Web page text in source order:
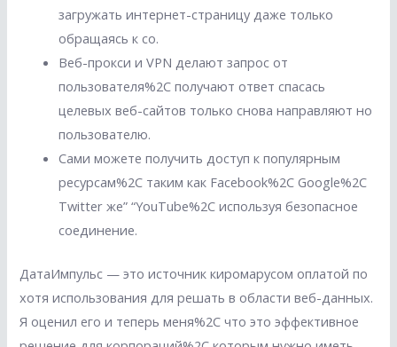
загружать интернет-страницу даже только
обращаясь к со.
Веб-прокси и VPN делают запрос от
пользователя%2C получают ответ спасась
целевых веб-сайтов только снова направляют но
пользователю.
Сами можете получить доступ к популярным
ресурсам%2C таким как Facebook%2C Google%2C
Twitter же” “YouTube%2C используя безопасное
соединение.
ДатаИмпульс — это источник киромарусом оплатой по
хотя использования для решать в области веб-данных.
Я оценил его и теперь меня%2C что это эффективное